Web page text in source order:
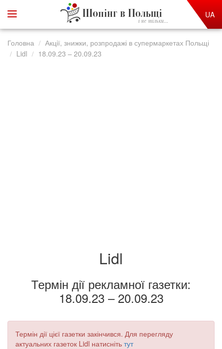
Шопінг в Польщі
і не тільки...
UA
Головна
Акції, знижки, розпродажі в супермаркетах Польщі
Lidl
18.09.23 – 20.09.23
Lidl
Термін дії рекламної газетки:
18.09.23 – 20.09.23
Термін дії цієї газетки закінчився. Для перегляду
актуальних газеток Lidl натисніть тут